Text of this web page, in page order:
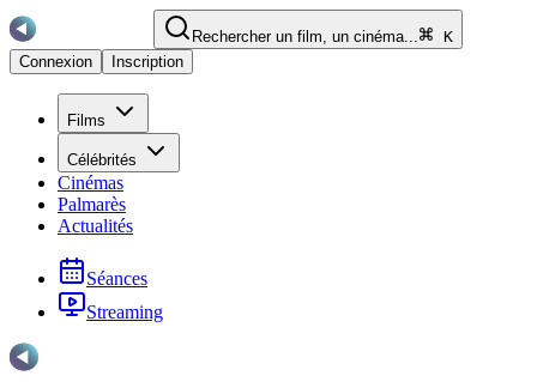
Rechercher un film, un cinéma...
K
Connexion
Inscription
Films
Célébrités
Cinémas
Palmarès
Actualités
Séances
Streaming